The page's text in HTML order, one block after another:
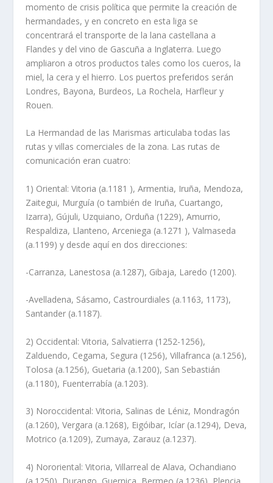
momento de crisis polí­tica que permite la creación de
hermandades, y en concreto en esta liga se
concentrará el transporte de la lana castellana a
Flandes y del vino de Gascuña a Inglaterra. Luego
ampliaron a otros productos tales como los cueros, la
miel, la cera y el hierro. Los puertos preferidos serán
Londres, Bayona, Burdeos, La Rochela, Harfleur y
Rouen.
La Hermandad de las Marismas articulaba todas las
rutas y villas comerciales de la zona. Las rutas de
comunicación eran cuatro:
1) Oriental: Vitoria (a.1181 ), Armentia, Iruña, Mendoza,
Zaitegui, Murguí­a (o también de Iruña, Cuartango,
Izarra), Gújuli, Uzquiano, Orduña (1229), Amurrio,
Respaldiza, Llanteno, Arceniega (a.1271 ), Valmaseda
(a.1199) y desde aquí­ en dos direcciones:
-Carranza, Lanestosa (a.1287), Gibaja, Laredo (1200).
-Avelladena, Sásamo, Castrourdiales (a.1163, 1173),
Santander (a.1187).
2) Occidental: Vitoria, Salvatierra (1252-1256),
Zalduendo, Cegama, Segura (1256), Villafranca (a.1256),
Tolosa (a.1256), Guetaria (a.1200), San Sebastián
(a.1180), Fuenterrabí­a (a.1203).
3) Noroccidental: Vitoria, Salinas de Léniz, Mondragón
(a.1260), Vergara (a.1268), Eigóibar, Icí­ar (a.1294), Deva,
Motrico (a.1209), Zumaya, Zarauz (a.1237).
4) Nororiental: Vitoria, Villarreal de Alava, Ochandiano
(a.1250), Durango, Guernica, Bermeo (a.1236), Plencia